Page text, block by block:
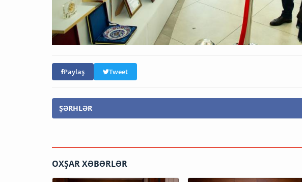
Paylaş Tweet
ŞƏRHLƏR
OXŞAR XƏBƏRLƏR